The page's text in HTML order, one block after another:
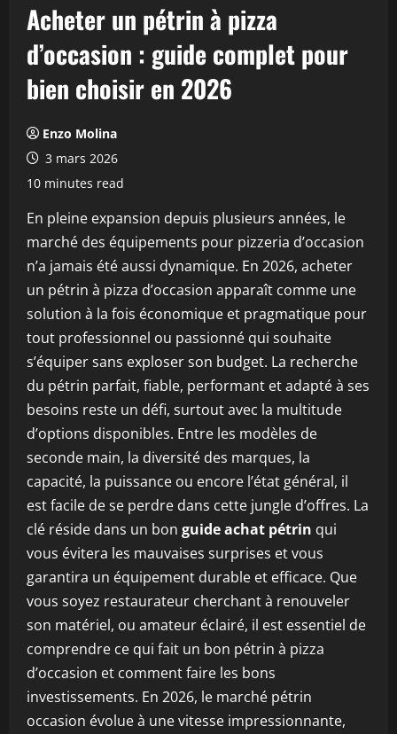
Acheter un pétrin à pizza
d’occasion : guide complet pour
bien choisir en 2026
Enzo Molina
3 mars 2026
10 minutes read
En pleine expansion depuis plusieurs années, le
marché des équipements pour pizzeria d’occasion
n’a jamais été aussi dynamique. En 2026, acheter
un pétrin à pizza d’occasion apparaît comme une
solution à la fois économique et pragmatique pour
tout professionnel ou passionné qui souhaite
s’équiper sans exploser son budget. La recherche
du pétrin parfait, fiable, performant et adapté à ses
besoins reste un défi, surtout avec la multitude
d’options disponibles. Entre les modèles de
seconde main, la diversité des marques, la
capacité, la puissance ou encore l’état général, il
est facile de se perdre dans cette jungle d’offres. La
clé réside dans un bon guide achat pétrin qui
vous évitera les mauvaises surprises et vous
garantira un équipement durable et efficace. Que
vous soyez restaurateur cherchant à renouveler
son matériel, ou amateur éclairé, il est essentiel de
comprendre ce qui fait un bon pétrin à pizza
d’occasion et comment faire les bons
investissements. En 2026, le marché pétrin
occasion évolue à une vitesse impressionnante,